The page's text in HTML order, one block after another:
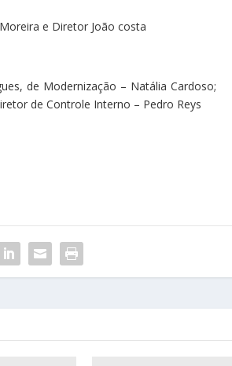
e Diretor João costa
de Modernização – Natália Cardoso;
de Controle Interno – Pedro Reys